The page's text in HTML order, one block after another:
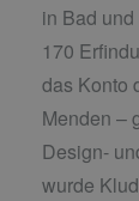
in Bad
170
das Konto
Menden –
Design-
wurde